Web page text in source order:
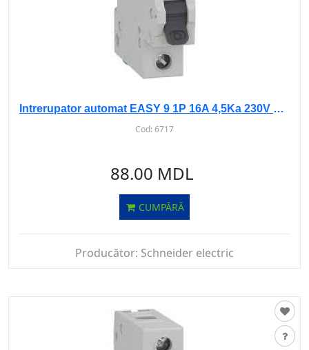
Intrerupator automat EASY 9 1P 16A 4,5Ka 230V curba B
Cod:6717
88.00 MDL
CUMPĂRĂ
Producător: Schneider electric